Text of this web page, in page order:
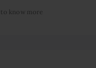
to know more